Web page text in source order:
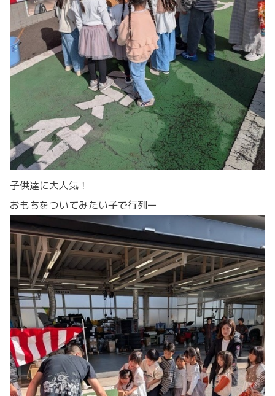
子供達に大人気！
おもちをついてみたい子で行列ー